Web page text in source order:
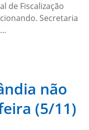
de Fiscalização
Secretaria
não
(5/11)